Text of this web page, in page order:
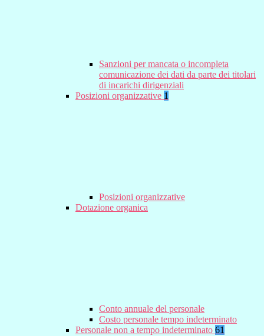
Sanzioni per mancata o incompleta
comunicazione dei dati da parte dei titolari
di incarichi dirigenziali
Posizioni organizzative 1
Posizioni organizzative
Dotazione organica
Conto annuale del personale
Costo personale tempo indeterminato
Personale non a tempo indeterminato 61